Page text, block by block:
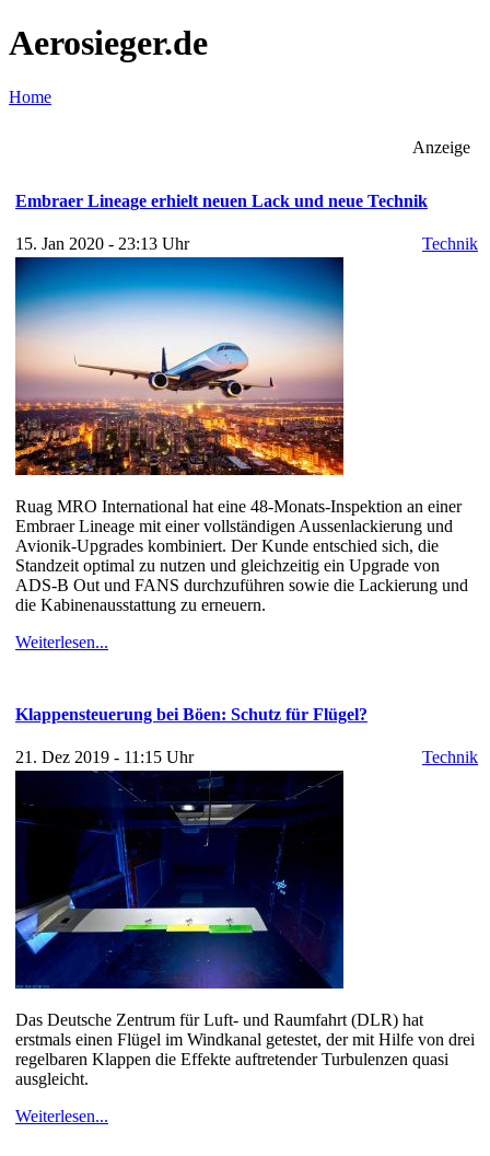
Aerosieger.de
Home
Anzeige
Embraer Lineage erhielt neuen Lack und neue Technik
15. Jan 2020 - 23:13 Uhr Technik
Ruag MRO International hat eine 48-Monats-Inspektion an einer
Embraer Lineage mit einer vollständigen Aussenlackierung und
Avionik-Upgrades kombiniert. Der Kunde entschied sich, die
Standzeit optimal zu nutzen und gleichzeitig ein Upgrade von
ADS-B Out und FANS durchzuführen sowie die Lackierung und
die Kabinenausstattung zu erneuern.
Weiterlesen...
Klappensteuerung bei Böen: Schutz für Flügel?
21. Dez 2019 - 11:15 Uhr Technik
Das Deutsche Zentrum für Luft- und Raumfahrt (DLR) hat
erstmals einen Flügel im Windkanal getestet, der mit Hilfe von drei
regelbaren Klappen die Effekte auftretender Turbulenzen quasi
ausgleicht.
Weiterlesen...